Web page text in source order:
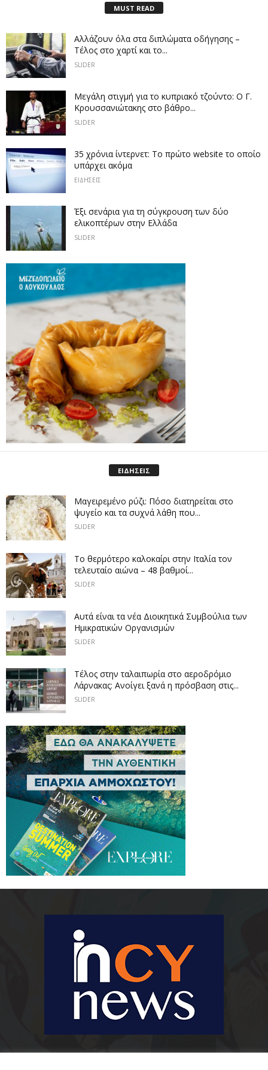
MUST READ
Αλλάζουν όλα στα διπλώματα οδήγησης –
Τέλος στο χαρτί και το...
SLIDER
Μεγάλη στιγμή για το κυπριακό τζούντο: Ο Γ.
Κρουσσανιώτακης στο βάθρο...
SLIDER
35 χρόνια ίντερνετ: Το πρώτο website το οποίο
υπάρχει ακόμα
ΕΙΔΗΣΕΙΣ
Έξι σενάρια για τη σύγκρουση των δύο
ελικοπτέρων στην Eλλάδα
SLIDER
ΕΙΔΗΣΕΙΣ
Μαγειρεμένο ρύζι: Πόσο διατηρείται στο
ψυγείο και τα συχνά λάθη που...
SLIDER
Το θερμότερο καλοκαίρι στην Ιταλία τον
τελευταίο αιώνα – 48 βαθμοί...
SLIDER
Αυτά είναι τα νέα Διοικητικά Συμβούλια των
Ημικρατικών Οργανισμών
SLIDER
Tέλος στην ταλαιπωρία στο αεροδρόμιο
Λάρνακας: Ανοίγει ξανά η πρόσβαση στις...
SLIDER